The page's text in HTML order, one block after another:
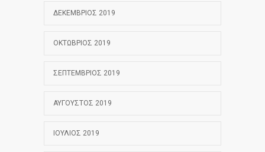
ΔΕΚΈΜΒΡΙΟΣ 2019
ΟΚΤΏΒΡΙΟΣ 2019
ΣΕΠΤΈΜΒΡΙΟΣ 2019
ΑΎΓΟΥΣΤΟΣ 2019
ΙΟΎΛΙΟΣ 2019